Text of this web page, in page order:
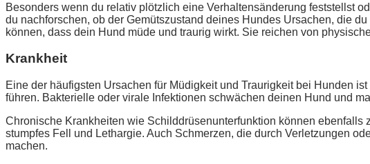
Besonders wenn du relativ plötzlich eine Verhaltensänderung feststellst
du nachforschen, ob der Gemütszustand deines Hundes Ursachen, die
können, dass dein Hund müde und traurig wirkt. Sie reichen von
Krankheit
Eine der häufigsten Ursachen für Müdigkeit und Traurigkeit bei Hunden
führen. Bakterielle oder virale Infektionen schwächen deinen Hund und
Chronische Krankheiten wie Schilddrüsenunterfunktion können
stumpfes Fell und Lethargie. Auch Schmerzen, die durch Verletzungen
machen.